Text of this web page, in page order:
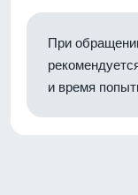
При
и время